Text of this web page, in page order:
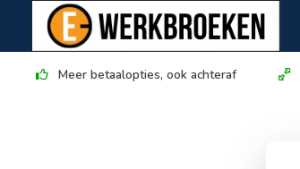
Meer betaalopties, ook achteraf